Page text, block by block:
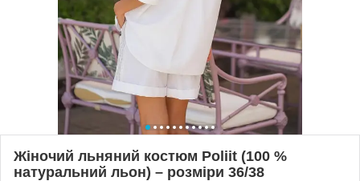
Жіночий льняний костюм Poliіt (100 %
натуральний льон) – розміри 36/38